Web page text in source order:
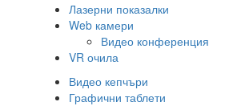
Лазерни показалки
Web камери
Видео конференция
VR очила
Видео кепчъри
Графични таблети